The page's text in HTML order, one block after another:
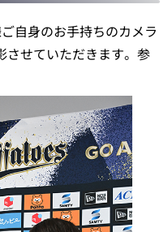
自身のお手持ちのカメラ
させていただきます。参